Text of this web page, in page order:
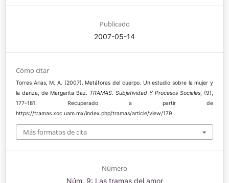
Publicado
2007-05-14
Cómo citar
Torres Arias, M. A. (2007). Metáforas del cuerpo. Un estudio sobre la mujer y
la danza, de Margarita Baz. TRAMAS. Subjetividad Y Procesos Sociales, (9),
177–181. Recuperado a partir de
https://tramas.xoc.uam.mx/index.php/tramas/article/view/179
Más formatos de cita
Número
Núm. 9: Las tramas del amor